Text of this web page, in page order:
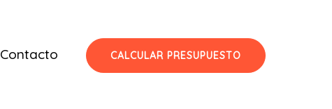
Contacto CALCULAR PRESUPUESTO